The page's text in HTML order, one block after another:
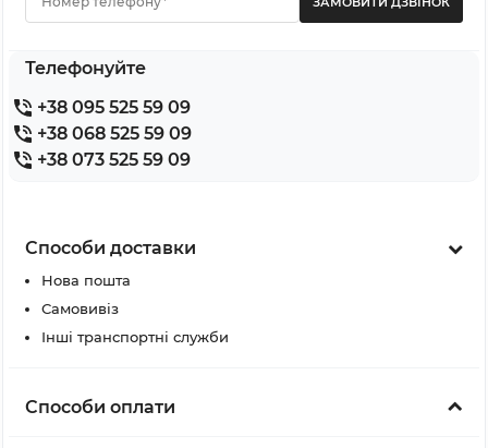
Телефонуйте
+38 095 525 59 09
+38 068 525 59 09
+38 073 525 59 09
Способи доставки
Нова пошта
Самовивіз
Інші транспортні служби
Способи оплати